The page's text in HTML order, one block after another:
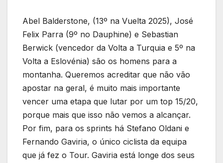
Abel Balderstone, (13º na Vuelta 2025), José
Felix Parra (9º no Dauphine) e Sebastian
Berwick (vencedor da Volta a Turquia e 5º na
Volta a Eslovénia) são os homens para a
montanha. Queremos acreditar que não vão
apostar na geral, é muito mais importante
vencer uma etapa que lutar por um top 15/20,
porque mais que isso não vemos a alcançar.
Por fim, para os sprints há Stefano Oldani e
Fernando Gaviria, o único ciclista da equipa
que já fez o Tour. Gaviria está longe dos seus